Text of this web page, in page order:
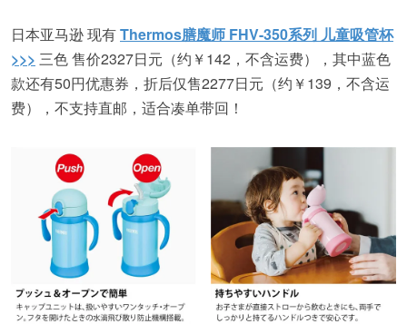
日本亚马逊 现有Thermos膳魔师 FHV-350系列 儿童吸管杯
>>> 三色 售价2327日元（约￥142，不含运费），其中蓝色
款还有50円优惠券，折后仅售2277日元（约￥139，不含运
费），不支持直邮，适合凑单带回！